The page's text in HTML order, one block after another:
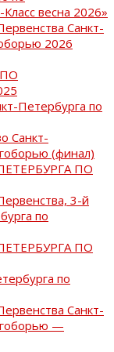
весна 2026»
Санкт-
2026
Петербурга по
Санкт-
(финал)
ПО
3-й
по
ПО
по
Санкт-
—